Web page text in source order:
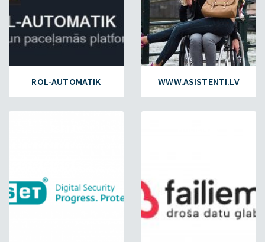
ROL-AUTOMATIK WWW.ASISTENTI.LV